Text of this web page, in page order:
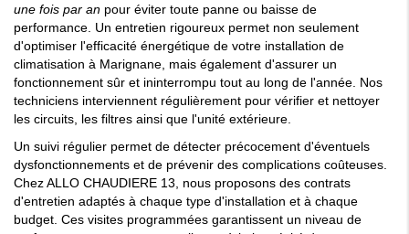
une fois par an pour éviter toute panne ou baisse de
performance. Un entretien rigoureux permet non seulement
d'optimiser l'efficacité énergétique de votre installation de
climatisation à Marignane, mais également d'assurer un
fonctionnement sûr et ininterrompu tout au long de l'année. Nos
techniciens interviennent régulièrement pour vérifier et nettoyer
les circuits, les filtres ainsi que l'unité extérieure.
Un suivi régulier permet de détecter précocement d'éventuels
dysfonctionnements et de prévenir des complications coûteuses.
Chez ALLO CHAUDIERE 13, nous proposons des contrats
d'entretien adaptés à chaque type d'installation et à chaque
budget. Ces visites programmées garantissent un niveau de